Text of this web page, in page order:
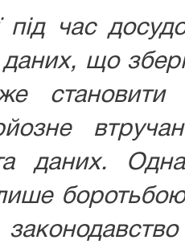
під час
що
становити
даних.